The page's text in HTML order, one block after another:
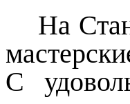
На
С